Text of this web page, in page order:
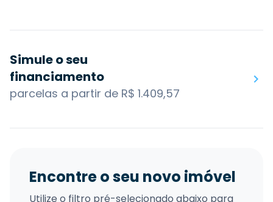
Simule o seu
financiamento
parcelas a partir de R$ 1.409,57
Encontre o seu novo imóvel
Utilize o filtro pré-selecionado abaixo para